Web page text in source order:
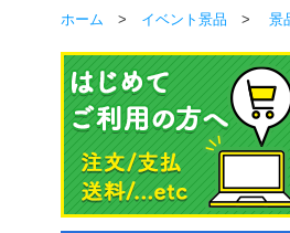
ホーム > イベント景品 > 景